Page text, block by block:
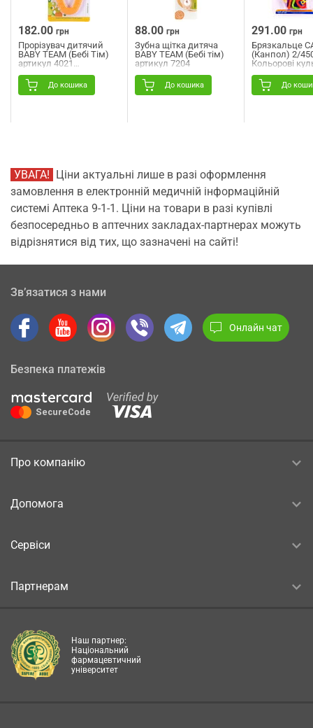
182.00 грн
Прорізувач дитячий
BABY TEAM (Бебі Тім)
артикул 4021
Морквинка з 4-х
місяців 1 шт
До кошика
88.00 грн
Зубна щітка дитяча
BABY TEAM (Бебі тім)
артикул 7204
До кошика
291.00 грн
Брязкальце
(Канпол) 2/
Кольорові
До
УВАГА!
Ціни актуальні лише в разі оформлення
замовлення в електронній медичній інформаційній
системі Аптека 9-1-1. Ціни на товари в разі купівлі
безпосередньо в аптечних закладах-партнерах можуть
відрізнятися від тих, що зазначені на сайті!
Зв’язатися з нами
Онлайн чат
Безпека платежів
Про компанію
Допомога
Сервіси
Партнерам
Наш партнер:
Національний
фармацевтичний
університет